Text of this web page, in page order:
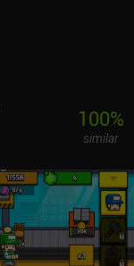
100%
similar